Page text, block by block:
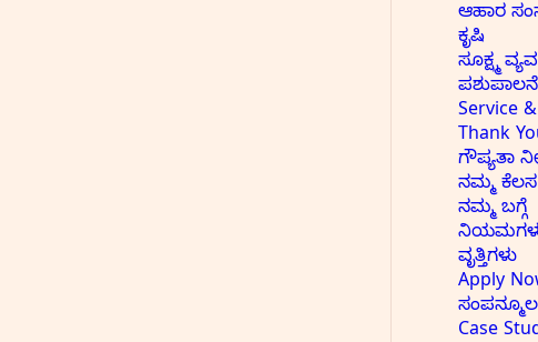
ಆಹಾರ
ಕೃಷಿ
ಸೂಕ್ಷ್ಮ
ಪಶುಪಾಲನೆ
Service
Thank
ಗೌಪ್ಯತಾ
ನಮ್ಮ ಕೆಲಸ
ನಮ್ಮ ಬಗ್ಗೆ
ನಿಯಮಗಳು
ವೃತ್ತಿಗಳು
Apply
Case